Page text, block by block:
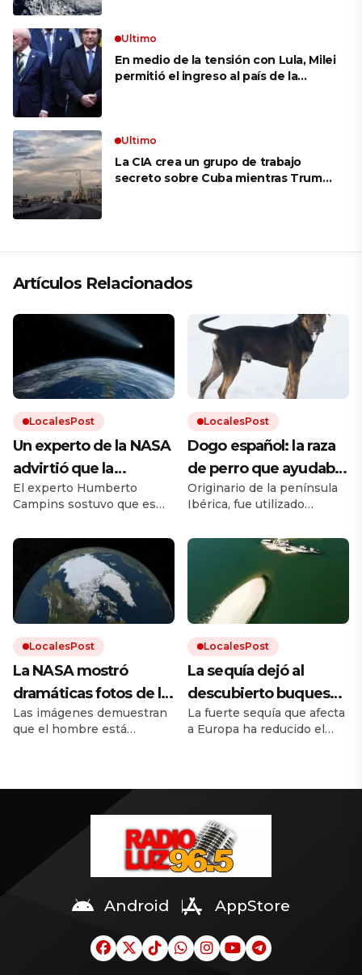
Ultimo
En medio de la tensión con Lula, Milei
permitió el ingreso al país de la
Ultimo
La CIA crea un grupo de trabajo
secreto sobre Cuba mientras Trump
Artículos Relacionados
LocalesPost
Un experto de la NASA
advirtió que la
humanidad debe
prepararse para el
impacto de un
asteroide: «Volverá a
ocurrir»
El experto Humberto
Campins sostuvo que es
de defensa planetaria para
evitar un fenómeno como
el que extinguió a los
dinosaurios.
LocalesPost
Dogo español: la raza
de perro que ayudaba
en los campos y que
está en proceso de
recuperación
Originario de la península
Ibérica, fue utilizado
de trabajo. Debido a los
cruces con otras razas y a la
falta de un estándar oficial,
el dogo español estuvo al
borde la extinción.
LocalesPost
La NASA mostró
dramáticas fotos de la
Tierra antes y después
del cambio climático
Las imágenes demuestran
que el hombre está
desmontes. Y la
LocalesPost
La sequía dejó al
descubierto buques
de guerra nazis
hundidos en un río
La fuerte sequía que afecta
a Europa ha reducido el
los restos de decenas de
hundidos durante la
Segunda Guerra Mundial.
Android AppStore